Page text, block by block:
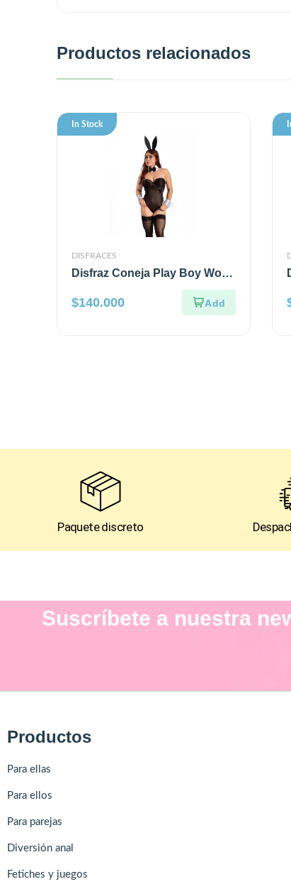
Productos relacionados
In Stock
DISFRACES
Disfraz Coneja Play Boy Wow
$140.000
Paquete discreto
Suscríbete a nuestra
Productos
Para ellas
Para ellos
Para parejas
Diversión anal
Fetiches y juegos